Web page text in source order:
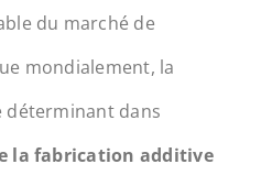
du marché de
mondialement, la
déterminant dans
la fabrication additive